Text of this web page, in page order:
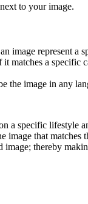
to your image.
image represent a
it matches a specific
the image in any
a specific lifestyle
image that matches
image; thereby